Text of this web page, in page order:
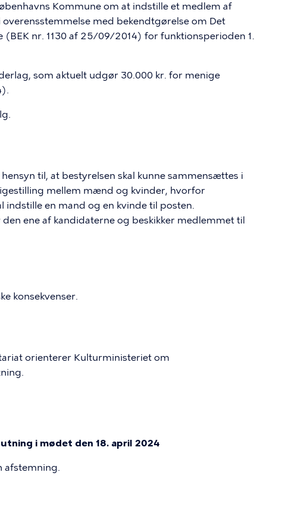
Kommune om at indstille et medlem af
med bekendtgørelse om Det
(BEK nr. 1130 af 25/09/2014) for funktionsperioden 1.
som aktuelt udgør 30.000 kr. for menige
til, at bestyrelsen skal kunne sammensættes i
mellem mænd og kvinder, hvorfor
indstille en mand og en kvinde til posten.
ene af kandidaterne og beskikker medlemmet til
konsekvenser.
orienterer Kulturministeriet om
i mødet den 18. april 2024
afstemning.